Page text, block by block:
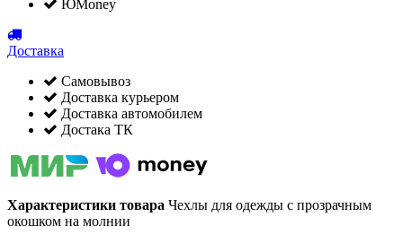
ЮMoney
Доставка
Самовывоз
Доставка курьером
Доставка автомобилем
Достака ТК
Характеристики товара Чехлы для одежды с прозрачным
окошком на молнии